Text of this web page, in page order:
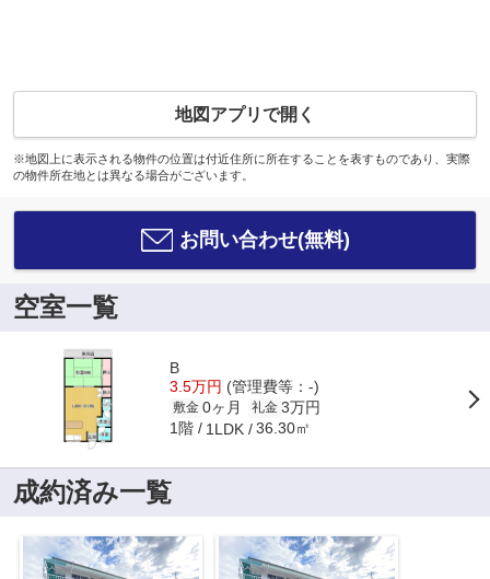
地図アプリで開く
※地図上に表示される物件の位置は付近住所に所在することを表すものであり、実際
の物件所在地とは異なる場合がございます。
お問い合わせ(無料)
空室一覧
B
3.5万円 (管理費等：-)
敷金 0ヶ月 礼金 3万円
1階 1LDK 36.30㎡
成約済み一覧